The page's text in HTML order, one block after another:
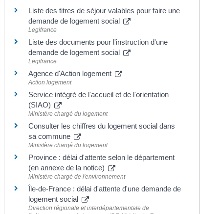
Liste des titres de séjour valables pour faire une
demande de logement social
Legifrance
Liste des documents pour l'instruction d'une
demande de logement social
Legifrance
Agence d'Action logement
Action logement
Service intégré de l'accueil et de l'orientation
(SIAO)
Ministère chargé du logement
Consulter les chiffres du logement social dans
sa commune
Ministère chargé du logement
Province : délai d'attente selon le département
(en annexe de la notice)
Ministère chargé de l'environnement
Île-de-France : délai d'attente d'une demande de
logement social
Direction régionale et interdépartementale de